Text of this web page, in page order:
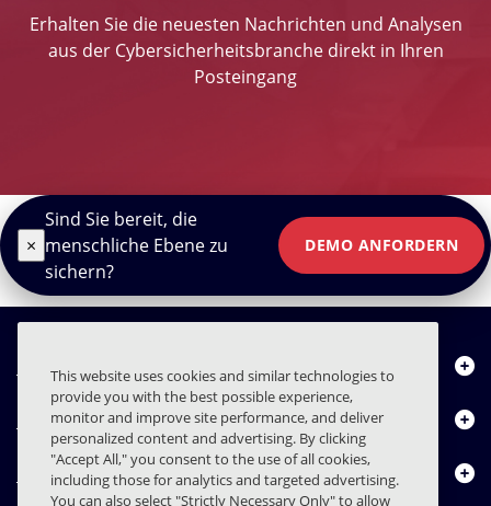
Erhalten Sie die neuesten Nachrichten und Analysen
aus der Cybersicherheitsbranche direkt in Ihren
Posteingang
×
Sind Sie bereit, die
menschliche Ebene zu
sichern?
DEMO ANFORDERN
Über uns
Produkte
Ressourcencenter
This website uses cookies and similar technologies to
provide you with the best possible experience,
monitor and improve site performance, and deliver
personalized content and advertising. By clicking
"Accept All," you consent to the use of all cookies,
including those for analytics and targeted advertising.
You can also select "Strictly Necessary Only" to allow